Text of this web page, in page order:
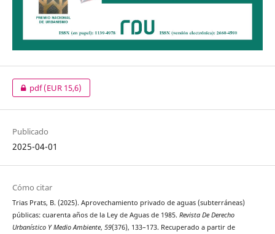
pdf(EUR 15,6)
Publicado
2025-04-01
Cómo citar
Trias Prats, B. (2025). Aprovechamiento privado de aguas (subterráneas)
públicas: cuarenta años de la Ley de Aguas de 1985. Revista De Derecho
Urbanístico Y Medio Ambiente, 59(376), 133–173. Recuperado a partir de